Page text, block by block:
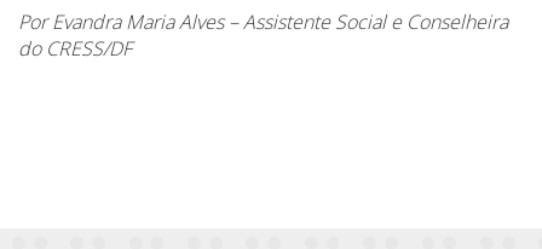
Por Evandra Maria Alves – Assistente Social e Conselheira
do CRESS/DF